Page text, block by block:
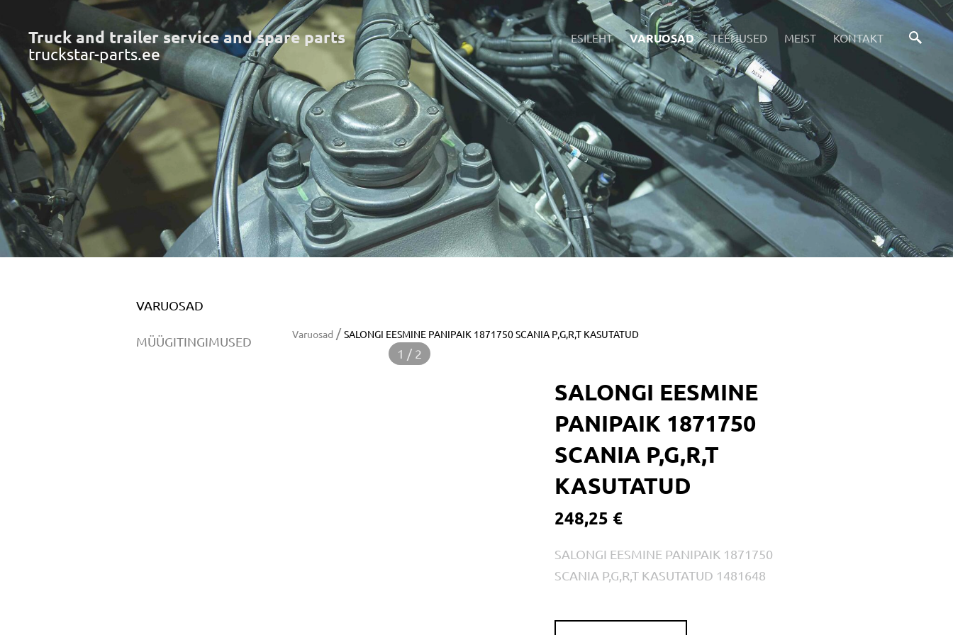
Truck and trailer service and spare parts
truckstar-parts.ee
ESILEHT VARUOSAD TEENUSED MEIST KONTAKT
VARUOSAD
MÜÜGITINGIMUSED Varuosad / SALONGI EESMINE PANIPAIK 1871750 SCANIA P,G,R,T KASUTATUD
1 / 2
SALONGI EESMINE
PANIPAIK 1871750
SCANIA P,G,R,T
KASUTATUD
248,25 €
SALONGI EESMINE PANIPAIK 1871750
SCANIA P,G,R,T KASUTATUD 1481648